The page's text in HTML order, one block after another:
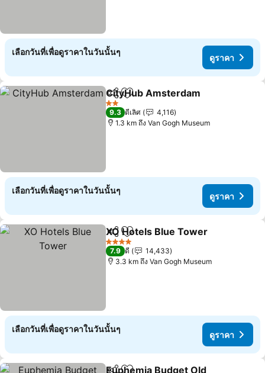
เลือกวันที่เพื่อดูราคาในวันนั้นๆ
ดูราคา
แชร์ เพิ่มในรายการโปรด
CityHub Amsterdam
2 ดาว
9.3 ดีเลิศ
4,116
1.3 km ถึง Van Gogh Museum
เลือกวันที่เพื่อดูราคาในวันนั้นๆ
ดูราคา
แชร์ เพิ่มในรายการโปรด
XO Hotels Blue Tower
4 ดาว
7.9 ดี
14,433
3.3 km ถึง Van Gogh Museum
เลือกวันที่เพื่อดูราคาในวันนั้นๆ
ดูราคา
Euphemia Budget Old